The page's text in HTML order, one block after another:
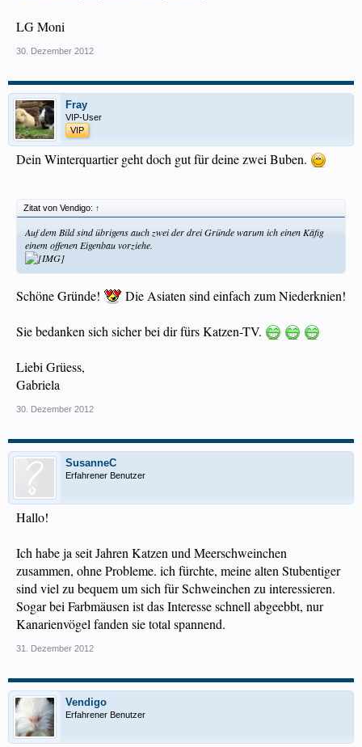
LG Moni
30. Dezember 2012
Fray
VIP-User
VIP
Dein Winterquartier geht doch gut für deine zwei Buben.
Zitat von Vendigo: ↑
Auf dem Bild sind übrigens auch zwei der drei Gründe warum ich einen Käfig
einem offenen Eigenbau vorziehe.
Schöne Gründe! Die Asiaten sind einfach zum Niederknien!
Sie bedanken sich sicher bei dir fürs Katzen-TV.
Liebi Grüess,
Gabriela
30. Dezember 2012
SusanneC
Erfahrener Benutzer
Hallo!
Ich habe ja seit Jahren Katzen und Meerschweinchen
zusammen, ohne Probleme. ich fürchte, meine alten Stubentiger
sind viel zu bequem um sich für Schweinchen zu interessieren.
Sogar bei Farbmäusen ist das Interesse schnell abgeebbt, nur
Kanarienvögel fanden sie total spannend.
31. Dezember 2012
Vendigo
Erfahrener Benutzer